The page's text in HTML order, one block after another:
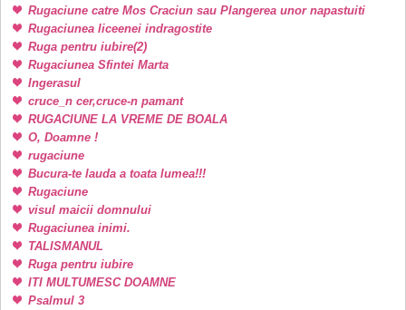
Rugaciune catre Mos Craciun sau Plangerea unor napastuiti
Rugaciunea liceenei indragostite
Ruga pentru iubire(2)
Rugaciunea Sfintei Marta
Ingerasul
cruce_n cer,cruce-n pamant
RUGACIUNE LA VREME DE BOALA
O, Doamne !
rugaciune
Bucura-te lauda a toata lumea!!!
Rugaciune
visul maicii domnului
Rugaciunea inimi.
TALISMANUL
Ruga pentru iubire
ITI MULTUMESC DOAMNE
Psalmul 3